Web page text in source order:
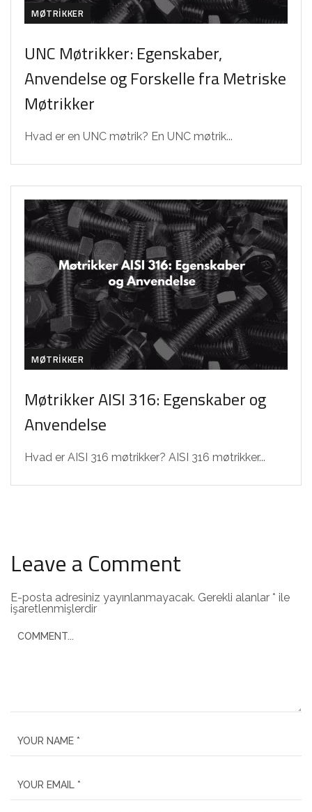
MØTRIKKER
UNC Møtrikker: Egenskaber,
Anvendelse og Forskelle fra Metriske
Møtrikker
Hvad er en UNC møtrik? En UNC møtrik...
MØTRIKKER
Møtrikker AISI 316: Egenskaber og
Anvendelse
Hvad er AISI 316 møtrikker? AISI 316 møtrikker...
Leave a Comment
E-posta adresiniz yayınlanmayacak. Gerekli alanlar * ile
işaretlenmişlerdir